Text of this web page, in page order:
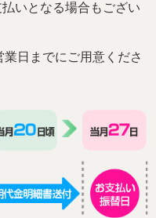
いとなる場合もござい
日までにご用意くださ